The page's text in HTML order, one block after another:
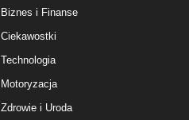
Biznes i Finanse
Ciekawostki
Technologia
Motoryzacja
Zdrowie i Uroda